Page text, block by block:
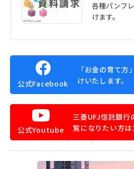
各種パンフ
けます。
公式Facebook
「お金の育て方
けいたします。
公式Youtube
三菱UFJ信託銀行
覧になりたい方は